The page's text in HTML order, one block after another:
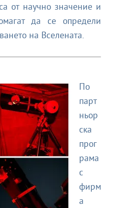
от научно значение и
да се определи
на Вселената.
По
парт
ньор
ска
прог
рама
с
фирм
а